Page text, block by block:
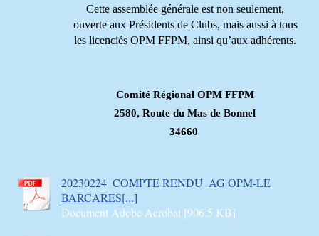
Cette assemblée générale est non seulement,
ouverte aux Présidents de Clubs, mais aussi à tous
les licenciés OPM FFPM, ainsi qu’aux adhérents.
Comité Régional OPM FFPM
2580, Route du Mas de Bonnel
34660
20230224_COMPTE RENDU_AG OPM-LE
BARCARES[...]
Document Adobe Acrobat [906.5 KB]